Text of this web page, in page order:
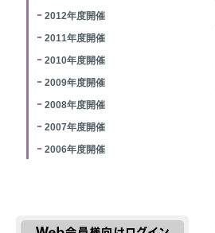
2012年度開催
2011年度開催
2010年度開催
2009年度開催
2008年度開催
2007年度開催
2006年度開催